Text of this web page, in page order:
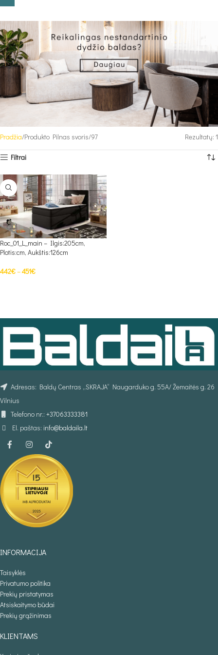
Pradžia Produkto Pilnas svoris 97 Rezultatų: 1
Filtrai
Roc_01_L_main – Ilgis:205cm,
Plotis:cm, Aukštis:126cm
442€–451€
Adresas: Baldų Centras „SKRAJA“ Naugarduko g. 55A/ Žemaitės g. 26
Vilnius
Telefono nr.: +37063333381
El. paštas: info@baldaila.lt
INFORMACIJA
Taisyklės
Privatumo politika
Prekių pristatymas
Atsiskaitymo būdai
Prekių grąžinimas
KLIENTAMS